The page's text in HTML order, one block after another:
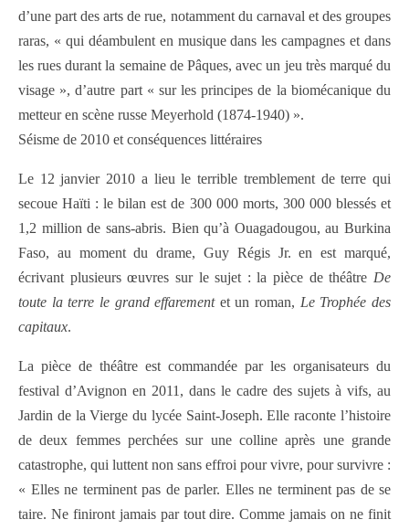
d’une part des arts de rue, notamment du carnaval et des groupes
raras, « qui déambulent en musique dans les campagnes et dans
les rues durant la semaine de Pâques, avec un jeu très marqué du
visage », d’autre part « sur les principes de la biomécanique du
metteur en scène russe Meyerhold (1874-1940) ».
Séisme de 2010 et conséquences littéraires
Le 12 janvier 2010 a lieu le terrible tremblement de terre qui
secoue Haïti : le bilan est de 300 000 morts, 300 000 blessés et
1,2 million de sans-abris. Bien qu’à Ouagadougou, au Burkina
Faso, au moment du drame, Guy Régis Jr. en est marqué,
écrivant plusieurs œuvres sur le sujet : la pièce de théâtre De
toute la terre le grand effarementet un roman, Le Trophée des
capitaux.
La pièce de théâtre est commandée par les organisateurs du
festival d’Avignon en 2011, dans le cadre des sujets à vifs, au
Jardin de la Vierge du lycée Saint-Joseph. Elle raconte l’histoire
de deux femmes perchées sur une colline après une grande
catastrophe, qui luttent non sans effroi pour vivre, pour survivre :
« Elles ne terminent pas de parler. Elles ne terminent pas de se
taire. Ne finiront jamais par tout dire. Comme jamais on ne finit